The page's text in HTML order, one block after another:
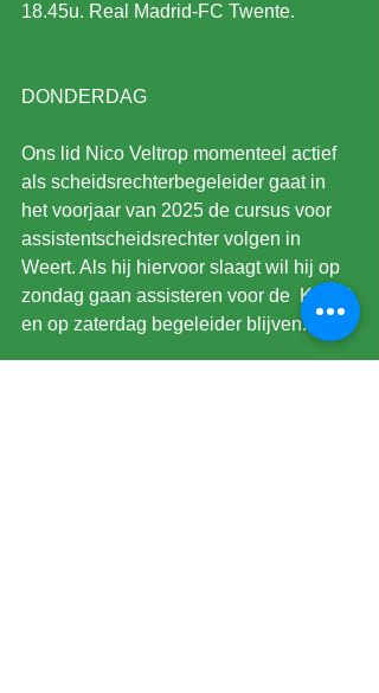
18.45u. Real Madrid-FC Twente.
DONDERDAG
Ons lid Nico Veltrop momenteel actief
als scheidsrechterbegeleider gaat in
het voorjaar van 2025 de cursus voor
assistentscheidsrechter volgen in
Weert. Als hij hiervoor slaagt wil hij op
zondag gaan assisteren voor de  KNVB
en op zaterdag begeleider blijven.